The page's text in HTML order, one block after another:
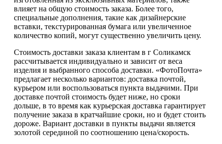
влияет на общую стоимость заказа. Более того,
специальные дополнения, такие как дизайнерские
вставки, текстурированная бумага или увеличенное
количество копий, могут существенно увеличить цену.
Стоимость доставки заказа клиентам в г Соликамск
рассчитывается индивидуально и зависит от веса
изделия и выбранного способа доставки. «ФотоПочта»
предлагает несколько вариантов: доставка почтой,
курьером или воспользоваться пункта выдачими. При
доставке почтой стоимость будет ниже, но сроки
дольше, в то время как курьерская доставка гарантирует
получение заказа в кратчайшие сроки, но и будет стоить
дороже. Вариант доставки в пункты выдачи является
золотой серединой по соотношению цена/скорость.